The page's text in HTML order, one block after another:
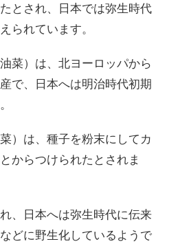
とされ、日本では弥生時代
られています。
菜）は、北ヨーロッパから
で、日本へは明治時代初期
）は、種子を粉末にしてカ
からつけられたとされま
、日本へは弥生時代に伝来
どに野生化しているようで